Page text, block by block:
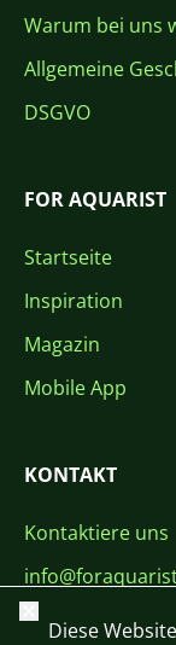
Warum bei uns
Allgemeine
DSGVO
FOR AQUARIST
Startseite
Inspiration
Magazin
Mobile App
KONTAKT
Kontaktiere uns
+420 603 449 602
Schließen
Diese